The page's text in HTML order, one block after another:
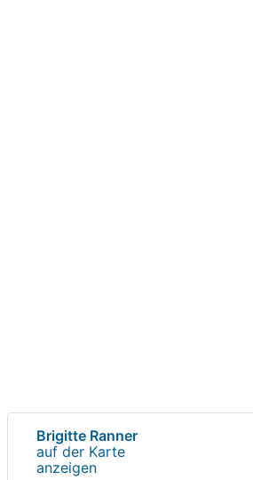
Brigitte Ranner
auf der Karte
anzeigen